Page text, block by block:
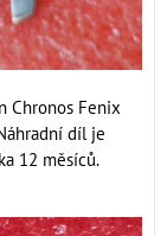
Chronos Fenix
díl je
12 měsíců.